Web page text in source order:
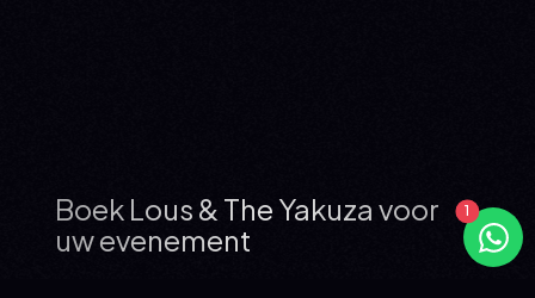
Boek Lous & The Yakuza voor
uw evenement